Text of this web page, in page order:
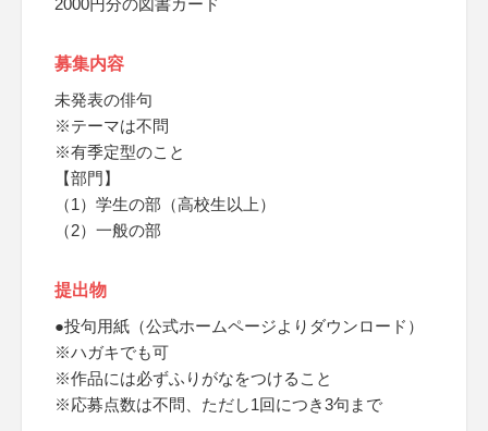
2000円分の図書カード
募集内容
未発表の俳句
※テーマは不問
※有季定型のこと
【部門】
（1）学生の部（高校生以上）
（2）一般の部
提出物
●投句用紙（公式ホームページよりダウンロード）
※ハガキでも可
※作品には必ずふりがなをつけること
※応募点数は不問、ただし1回につき3句まで